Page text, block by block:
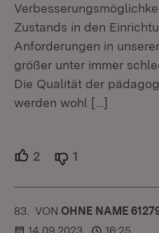
Zustands in den
Anforderungen in
größer unter immer
Die Qualität der
werden wohl […]
2 Unterstützer.
1
83. KOMMENTAR
VON :OHNE NAME
14.09.2023
16:25